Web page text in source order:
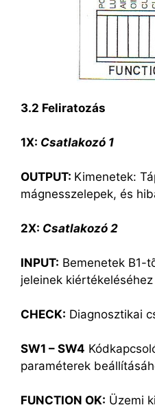
3.2 Feliratozás
1X: Csatlakozó 1
OUTPUT: Kimenetek:
mágnesszelepek, és
2X: Csatlakozó 2
INPUT: Bemenetek B1-
jeleinek kiértékeléséhez
CHECK: Diagnosztikai
SW1 – SW4
paraméterek
FUNCTION OK: Üzemi